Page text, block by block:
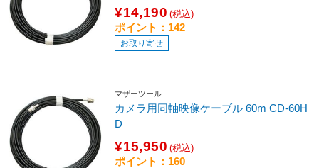
¥14,190 (税込)
ポイント：142
お取り寄せ
マザーツール
カメラ用同軸映像ケーブル 60m CD-60H
D
¥15,950 (税込)
ポイント：160